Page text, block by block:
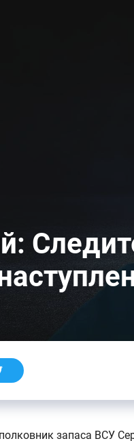
запаса ВСУ